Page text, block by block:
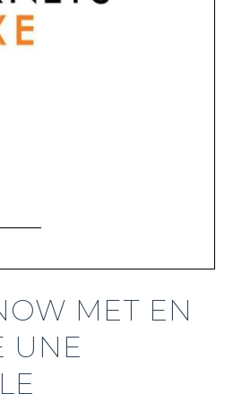
MET EN
UNE